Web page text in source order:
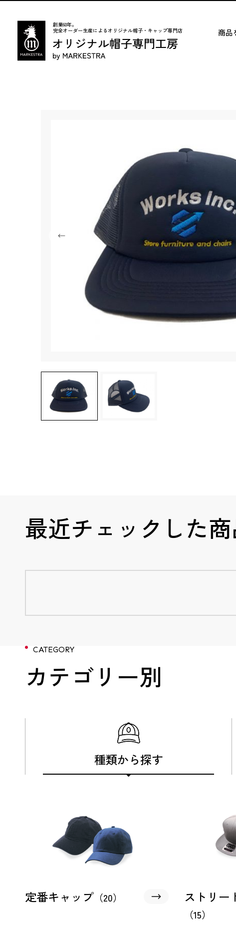
創業60年。
完全オーダー生産によるオリジナル帽子・キャップ専門店
商品
最近チェックした
CATEGORY
カテゴリー別
種類から探す
定番キャップ （20） ストリー
（15）